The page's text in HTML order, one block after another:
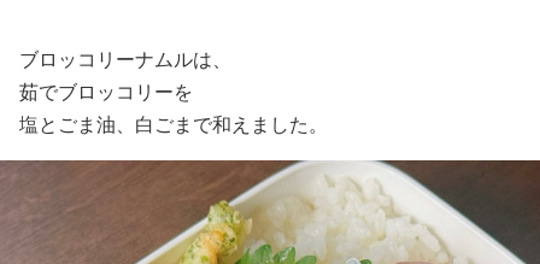
ブロッコリーナムルは、
茹でブロッコリーを
塩とごま油、白ごまで和えました。